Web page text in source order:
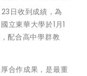
日收到成績，為
立東華大學於1月1
配合高中學群教
合作成果，是最重